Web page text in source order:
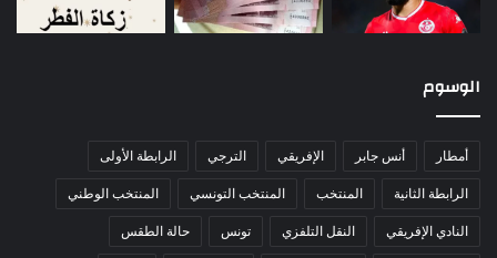
الوسوم
أمطار أنس جابر الإفريقي الترجي الرابطة الأولى
الرابطة الثانية المنتخب المنتخب التونسي المنتخب الوطني
النادي الإفريقي النقل التلفزي تونس حالة الطقس